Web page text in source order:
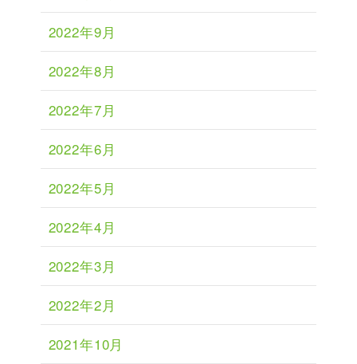
2022年9月
2022年8月
2022年7月
2022年6月
2022年5月
2022年4月
2022年3月
2022年2月
2021年10月